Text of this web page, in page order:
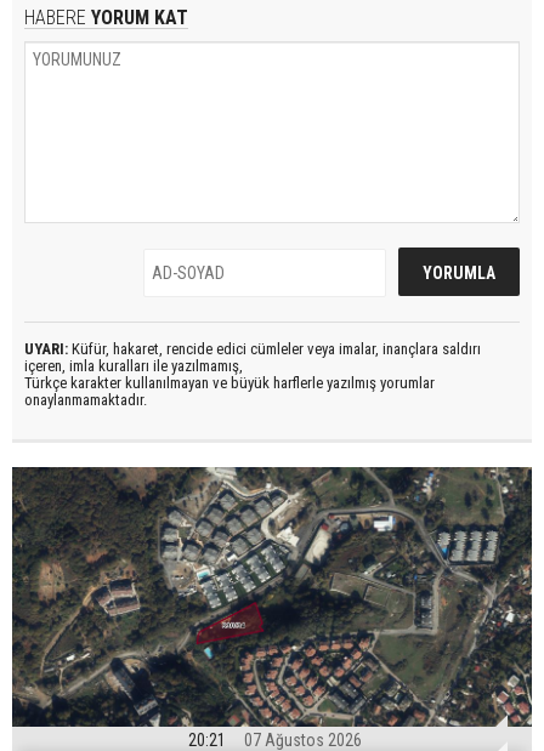
HABERE YORUM KAT
UYARI: Küfür, hakaret, rencide edici cümleler veya imalar, inançlara saldırı
içeren, imla kuralları ile yazılmamış,
Türkçe karakter kullanılmayan ve büyük harflerle yazılmış yorumlar
onaylanmamaktadır.
20:21 07 Ağustos 2026